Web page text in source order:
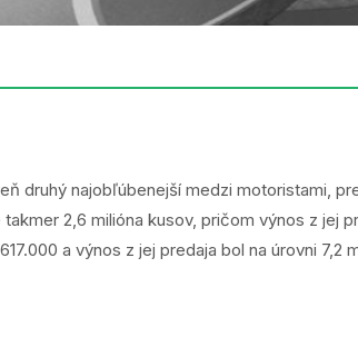
druhý najobľúbenejší medzi motoristami,
2,6 milióna kusov, pričom výnos z jej
a výnos z jej predaja bol na úrovni 7,2